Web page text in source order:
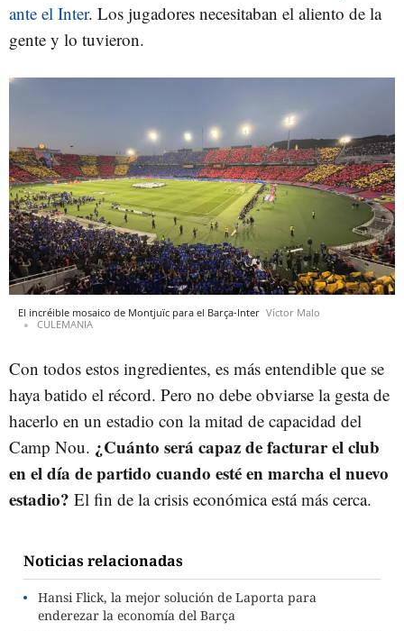
ante el Inter. Los jugadores necesitaban el aliento de la
gente y lo tuvieron.
El incréible mosaico de Montjuïc para el Barça-Inter Víctor Malo
CULEMANIA
Con todos estos ingredientes, es más entendible que se
haya batido el récord. Pero no debe obviarse la gesta de
hacerlo en un estadio con la mitad de capacidad del
Camp Nou. ¿Cuánto será capaz de facturar el club
en el día de partido cuando esté en marcha el nuevo
estadio? El fin de la crisis económica está más cerca.
Noticias relacionadas
Hansi Flick, la mejor solución de Laporta para
enderezar la economía del Barça